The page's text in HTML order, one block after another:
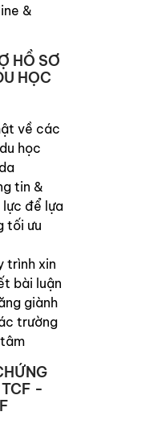
&
HỒ SƠ
HỌC
về các
học
tin &
lực để lựa
tối ưu
trình xin
bài luận
giành
trường
TCF -